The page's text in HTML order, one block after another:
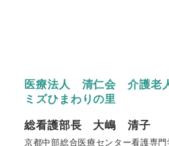
医療法人 清仁会 介護老
ミズひまわりの里
総看護部長 大嶋 清子
京都中部総合医療センター看護専